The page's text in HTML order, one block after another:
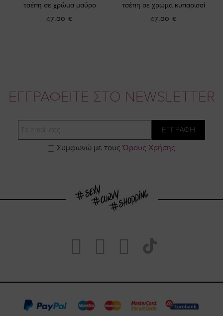
τσέπη σε χρώμα μαύρο
47,00 €
τσέπη σε χρώμα κυπαρισσί
47,00 €
ΕΓΓΡΑΦΕΙΤΕ ΣΤΟ NEWSLETTER
ΕΓΓΡΑΦΗ
Συμφωνώ με τους Όρους Χρήσης
Visit
https://
page
Visit
https://
page
Visit
https://
our
TikTok